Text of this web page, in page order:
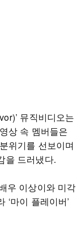
뮤직비디오는
상 속 멤버들은
위기를 선보이며
을 드러냈다.
우 이상이와 미각
‘마이 플레이버’